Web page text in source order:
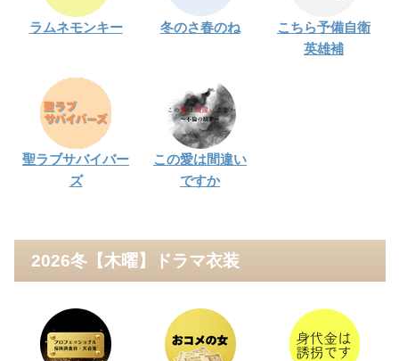
ラムネモンキー 冬のさ春のね
こちら予備自衛
英雄補
聖ラブサバイバー
ズ
この愛は間違い
ですか
2026冬【木曜】ドラマ衣装